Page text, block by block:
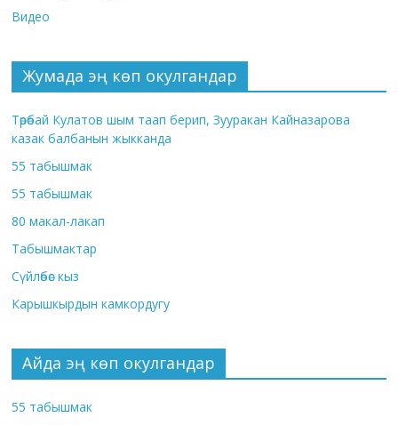
Видео
Жумада эң көп окулгандар
Төрөбай Кулатов шым таап берип, Зууракан Кайназарова
казак балбанын жыкканда
55 табышмак
55 табышмак
80 макал-лакап
Табышмактар
Сүйлөбөс кыз
Карышкырдын камкордугу
Айда эң көп окулгандар
55 табышмак